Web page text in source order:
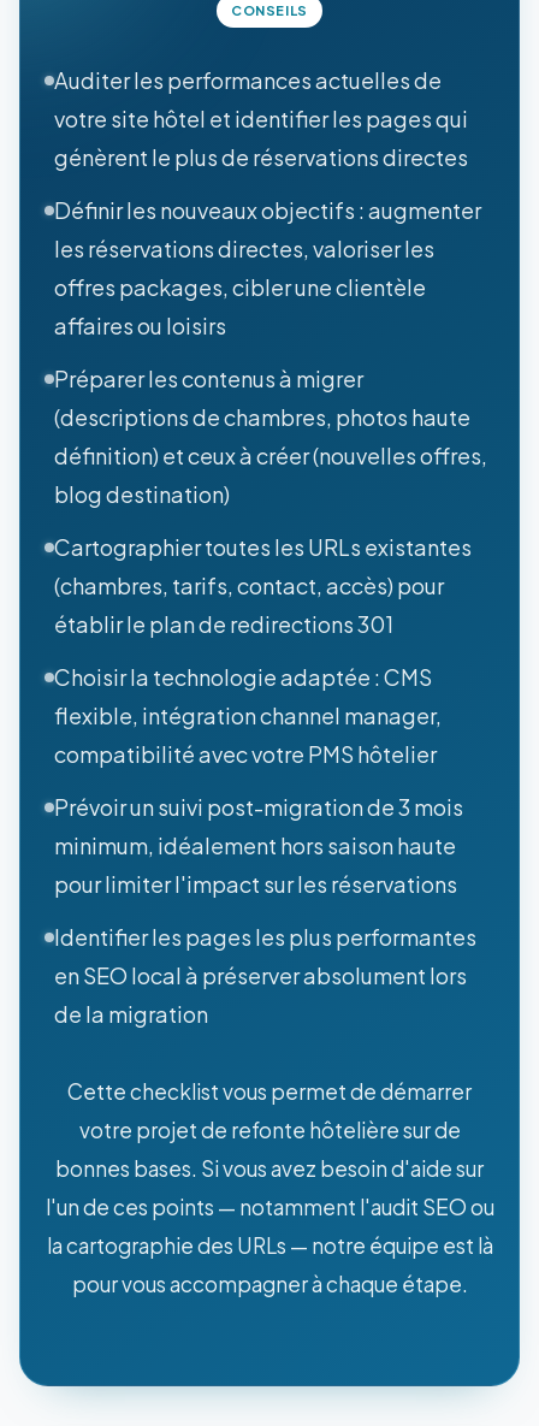
CONSEILS
Auditer les performances actuelles de
votre site hôtel et identifier les pages qui
génèrent le plus de réservations directes
Définir les nouveaux objectifs : augmenter
les réservations directes, valoriser les
offres packages, cibler une clientèle
affaires ou loisirs
Préparer les contenus à migrer
(descriptions de chambres, photos haute
définition) et ceux à créer (nouvelles offres,
blog destination)
Cartographier toutes les URLs existantes
(chambres, tarifs, contact, accès) pour
établir le plan de redirections 301
Choisir la technologie adaptée : CMS
flexible, intégration channel manager,
compatibilité avec votre PMS hôtelier
Prévoir un suivi post-migration de 3 mois
minimum, idéalement hors saison haute
pour limiter l'impact sur les réservations
Identifier les pages les plus performantes
en SEO local à préserver absolument lors
de la migration
Cette checklist vous permet de démarrer
votre projet de refonte hôtelière sur de
bonnes bases. Si vous avez besoin d'aide sur
l'un de ces points — notamment l'audit SEO ou
la cartographie des URLs — notre équipe est là
pour vous accompagner à chaque étape.